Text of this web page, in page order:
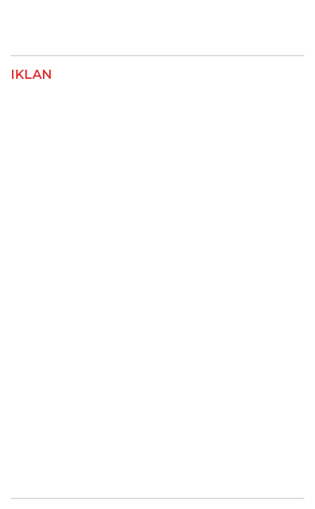
IKLAN